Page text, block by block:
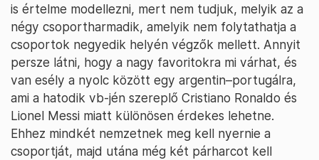
is értelme modellezni, mert nem tudjuk, melyik az a
négy csoportharmadik, amelyik nem folytathatja a
csoportok negyedik helyén végzők mellett. Annyit
persze látni, hogy a nagy favoritokra mi várhat, és
van esély a nyolc között egy argentin–portugálra,
ami a hatodik vb-jén szereplő Cristiano Ronaldo és
Lionel Messi miatt különösen érdekes lehetne.
Ehhez mindkét nemzetnek meg kell nyernie a
csoportját, majd utána még két párharcot kell